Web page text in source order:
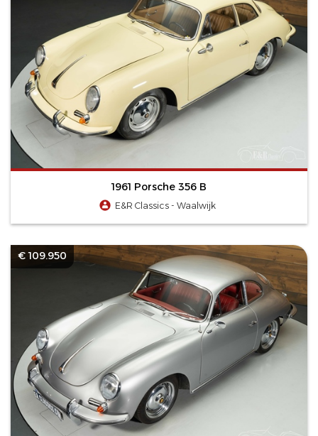
1961 Porsche 356 B
E&R Classics - Waalwijk
€ 109.950